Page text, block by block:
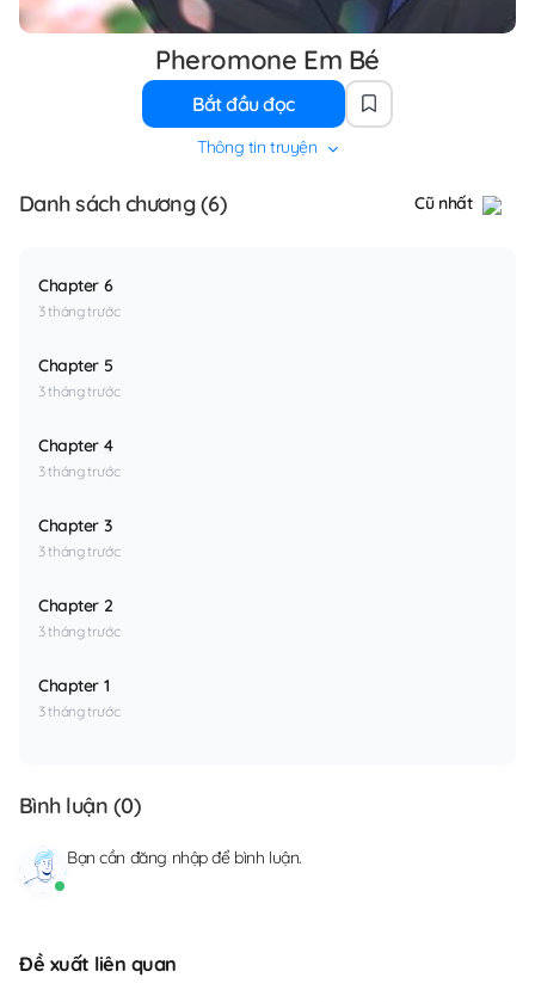
Pheromone Em Bé
Bắt đầu đọc
Thông tin truyện
Danh sách chương (6) Cũ nhất
Chapter 6
3 tháng trước
Chapter 5
3 tháng trước
Chapter 4
3 tháng trước
Chapter 3
3 tháng trước
Chapter 2
3 tháng trước
Chapter 1
3 tháng trước
Bình luận (0)
Bạn cần đăng nhậpđể bình luận.
Đề xuất liên quan